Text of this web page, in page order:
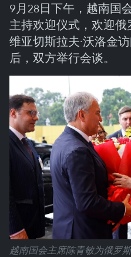
9月28日下午，越南国
主持欢迎仪式，欢迎
维亚切斯拉夫·沃洛金
后，双方举行会谈。
越南国会主席陈青敏为俄罗